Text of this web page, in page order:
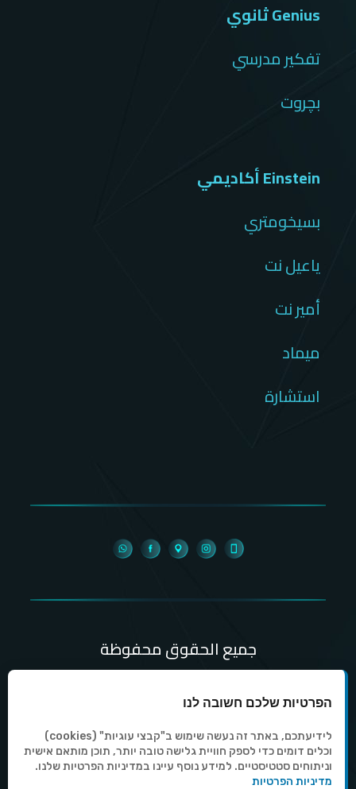
Genius ثانوي
تفكير مدرسي
بچروت
Einstein أكاديمي
بسيخومتري
ياعيل نت
أمير نت
ميماد
استشارة
جميع الحقوق محفوظة
التصفح بالموقع وفقاَ لشروط الخدمة
Copyright © All Rights Reserved By
Academania
הפרטיות שלכם חשובה לנו
לידיעתכם, באתר זה נעשה שימוש ב"קבצי עוגיות" (cookies)
וכלים דומים כדי לספק חוויית גלישה טובה יותר, תוכן מותאם אישית
וניתוחים סטטיסטיים. למידע נוסף עיינו במדיניות הפרטיות שלנו.
מדיניות הפרטיות